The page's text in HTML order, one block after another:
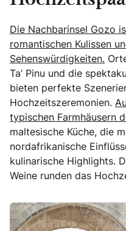
Die Nachbarinsel Gozo
romantischen Kulissen
Sehenswürdigkeiten.
Ta’ Pinu und die
bieten perfekte
Hochzeitszeremonien.
typischen Farmhäusern
maltesische Küche, die
nordafrikanische
kulinarische Highlights.
Weine runden das